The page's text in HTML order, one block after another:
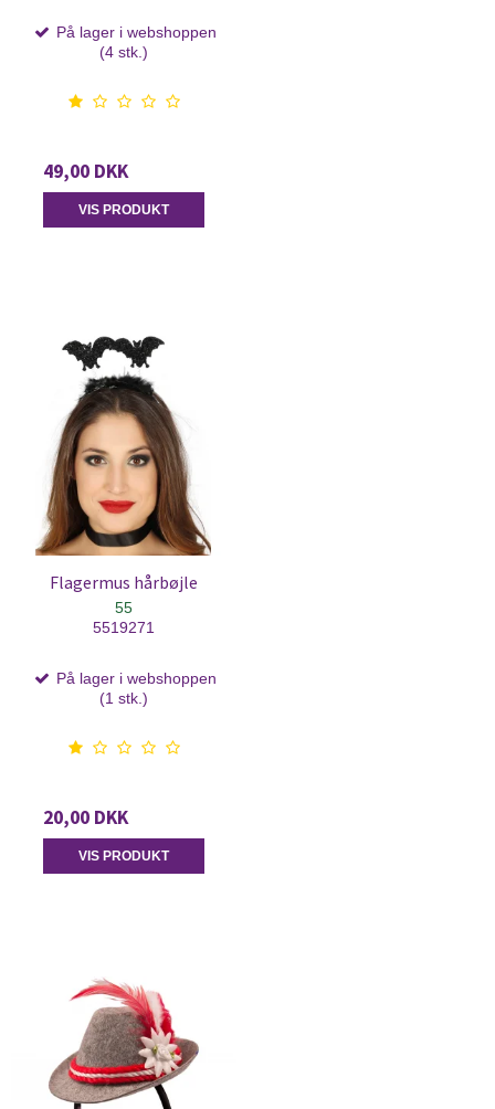
På lager i webshoppen
(4 stk.)
49,00 DKK
VIS PRODUKT
Flagermus hårbøjle
55
5519271
På lager i webshoppen
(1 stk.)
20,00 DKK
VIS PRODUKT